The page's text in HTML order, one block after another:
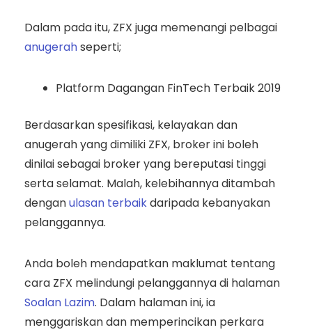
Dalam pada itu, ZFX juga memenangi pelbagai
anugerahseperti;
Platform Dagangan FinTech Terbaik 2019
Berdasarkan spesifikasi, kelayakan dan
anugerah yang dimiliki ZFX, broker ini boleh
dinilai sebagai broker yang bereputasi tinggi
serta selamat. Malah, kelebihannya ditambah
denganulasan terbaikdaripada kebanyakan
pelanggannya.
Anda boleh mendapatkan maklumat tentang
cara ZFX melindungi pelanggannya di halaman
Soalan Lazim. Dalam halaman ini, ia
menggariskan dan memperincikan perkara